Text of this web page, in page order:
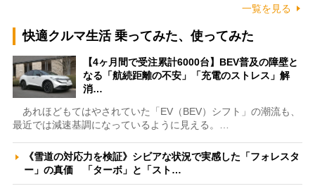
一覧を見る
快適クルマ生活 乗ってみた、使ってみた
【4ヶ月間で受注累計6000台】BEV普及の障壁と
なる「航続距離の不安」「充電のストレス」解
消…
あれほどもてはやされていた「EV（BEV）シフト」の潮流も、
最近では減速基調になっているように見える。…
《雪道の対応力を検証》シビアな状況で実感した「フォレスタ
ー」の真価 「ターボ」と「スト…